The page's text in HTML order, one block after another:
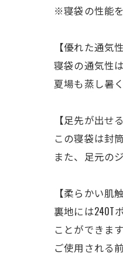
※寝袋の性能
【優れた通気性
寝袋の通気性
夏場も蒸し暑
【足先が出せ
この寝袋は封
また、足元の
【柔らかい肌
裏地には240T
ことができます
ご使用される